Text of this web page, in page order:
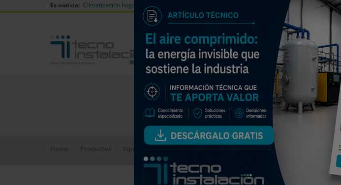
Es noticia: Climatización hogares verano Válvulas de equilibrado para
NOTICIAS
EMPRESAS
Soluciones de baño infantil para la renovación de centros